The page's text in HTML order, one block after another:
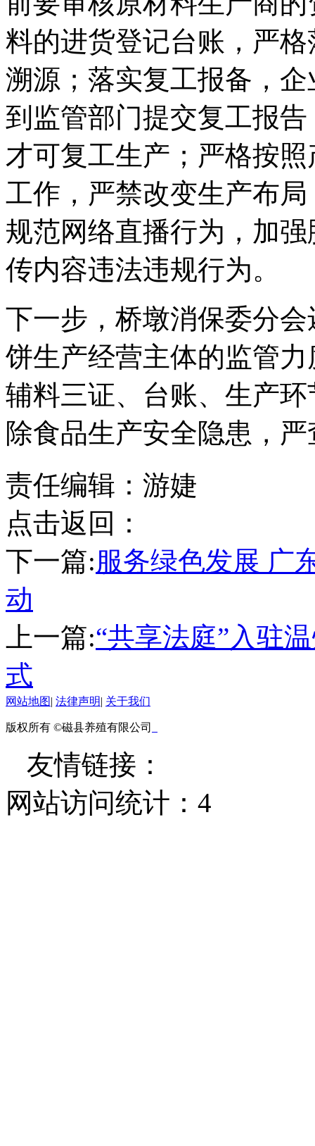
料的进货登记台账，严
溯源；落实复工报备，
到监管部门提交复工报
才可复工生产；严格按
工作，严禁改变生产布
规范网络直播行为，加
传内容违法违规行为。
下一步，桥墩消保委分
饼生产经营主体的监管
辅料三证、台账、生产
除食品生产安全隐患，
责任编辑：游婕
点击返回：
下一篇:服务绿色发展 广
动
上一篇:“共享法庭”入驻
式
网站地图| 法律声明| 关于我们
版权所有 ©磁县养殖有限公司
友情链接：
网站访问统计： 4